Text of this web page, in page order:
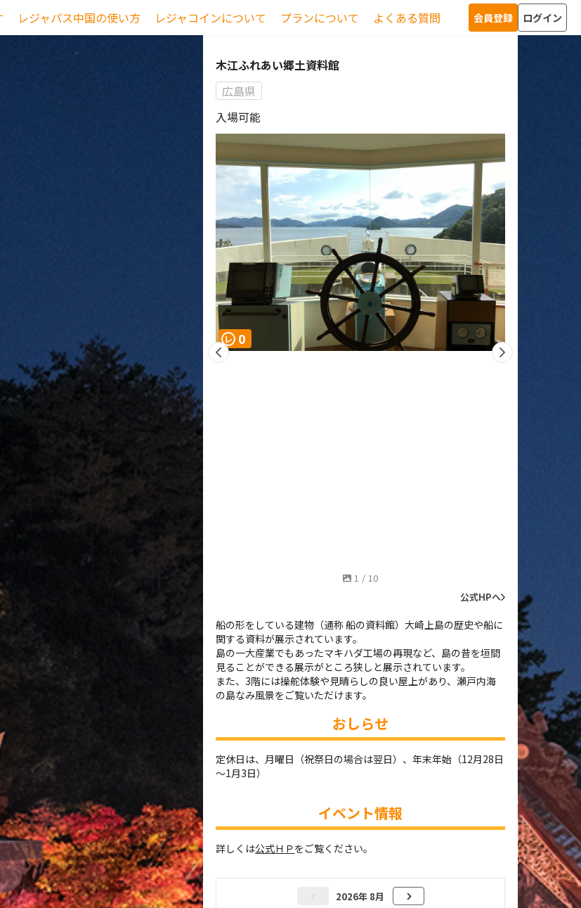
レジャパス中国の使い方 レジャコインについて プランについて よくある質問 会員登録 ログイン
木江ふれあい郷土資料館
広島県
入場可能
レ 0
1 / 10
公式HPへ
船の形をしている建物（通称 船の資料館）大崎上島の歴史や船に
関する資料が展示されています。
島の一大産業でもあったマキハダ工場の再現など、島の昔を垣間
見ることができる展示がところ狭しと展示されています。
また、3階には操舵体験や見晴らしの良い屋上があり、瀬戸内海
の島なみ風景をご覧いただけます。
おしらせ
定休日は、月曜日（祝祭日の場合は翌日）、年末年始（12月28日
～1月3日）
イベント情報
詳しくは公式ＨＰ をご覧ください。
2026年 8月